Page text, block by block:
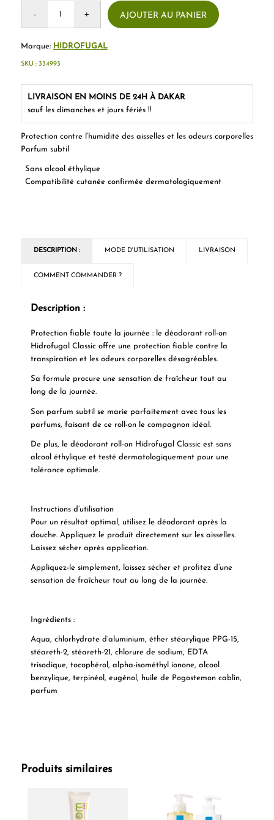
Protection contre l’humidité des aisselles et les odeurs corporelles
Parfum subtil
Sans alcool éthylique
Compatibilité cutanée confirmée dermatologiquement
AJOUTER AU PANIER
Marque: HIDROFUGAL
LIVRAISON EN MOINS DE 24H À DAKAR
sauf les dimanches et jours fériés !!
SKU : 334993
DESCRIPTION : MODE D'UTILISATION LIVRAISON
COMMENT COMMANDER ?
Description :
Protection fiable toute la journée : le déodorant roll-on
Hidrofugal Classic offre une protection fiable contre la
transpiration et les odeurs corporelles désagréables.
Sa formule procure une sensation de fraîcheur tout au
long de la journée.
Son parfum subtil se marie parfaitement avec tous les
parfums, faisant de ce roll-on le compagnon idéal.
De plus, le déodorant roll-on Hidrofugal Classic est sans
alcool éthylique et testé dermatologiquement pour une
tolérance optimale.
Instructions d’utilisation
Pour un résultat optimal, utilisez le déodorant après la
douche. Appliquez le produit directement sur les aisselles.
Laissez sécher après application.
Appliquez-le simplement, laissez sécher et profitez d’une
sensation de fraîcheur tout au long de la journée.
Ingrédients :
Aqua, chlorhydrate d’aluminium, éther stéarylique PPG-15,
stéareth-2, stéareth-21, chlorure de sodium, EDTA
trisodique, tocophérol, alpha-isométhyl ionone, alcool
benzylique, terpinéol, eugénol, huile de Pogostemon cablin,
parfum
Produits similaires